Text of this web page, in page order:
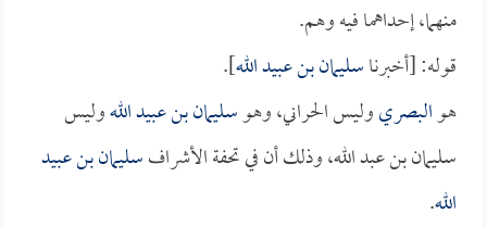
منهما، إحداهما فيه وهم.
قوله: [أخبرناسليمان بن عبيد الله].
هوالبصريوليس الحراني، وهوسليمان بن عبيد اللهوليس
سليمان بن عبد الله، وذلك أن في تحفة الأشرافسليمان بن عبيد
الله.